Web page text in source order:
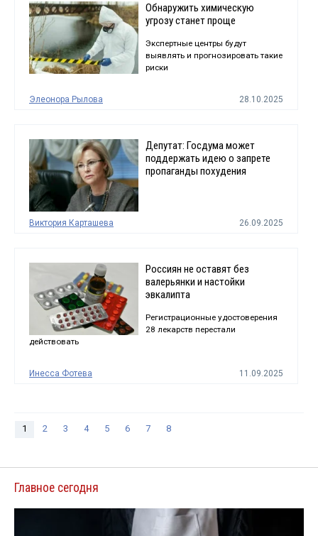
Обнаружить химическую
угрозу станет проще
Экспертные центры будут
выявлять и прогнозировать такие
риски
Элеонора Рылова 28.10.2025
Депутат: Госдума может
поддержать идею о запрете
пропаганды похудения
Виктория Карташева 26.09.2025
Россиян не оставят без
валерьянки и настойки
эвкалипта
Регистрационные удостоверения
28 лекарств перестали
действовать
Инесса Фотева 11.09.2025
1 2 3 4 5 6 7 8
Главное сегодня